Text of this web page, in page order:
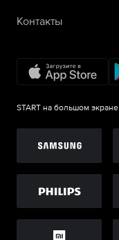
Контакты
START на большом экране